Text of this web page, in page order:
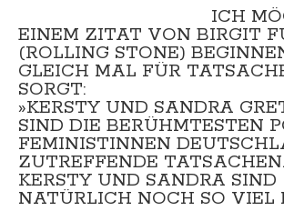
ICH
EINEM ZITAT VON BIRGIT
ROLLING STONE) BEGINNEN,
LEICH MAL FÜR
ORGT:
»KERSTY UND SANDRA
SIND DIE BERÜHMTESTEN
FEMINISTINNEN
ZUTREFFENDE
KERSTY UND SANDRA SIND
NATÜRLICH NOCH SO VIEL